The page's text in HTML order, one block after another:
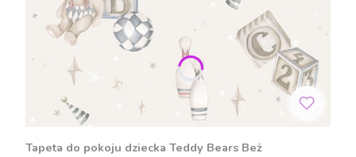
Tapeta do pokoju dziecka Teddy Bears Beż